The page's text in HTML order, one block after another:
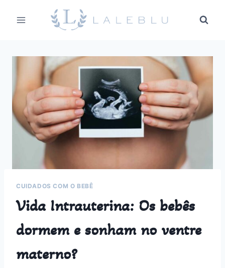
para
CUIDADOS COM O BEBÊ
Vida Intrauterina: Os bebês
dormem e sonham no ventre
materno?